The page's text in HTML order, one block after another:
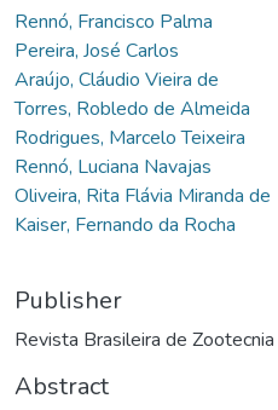
Rennó, Francisco Palma
Pereira, José Carlos
Araújo, Cláudio Vieira de
Torres, Robledo de Almeida
Rodrigues, Marcelo Teixeira
Rennó, Luciana Navajas
Oliveira, Rita Flávia Miranda de
Kaiser, Fernando da Rocha
Publisher
Revista Brasileira de Zootecnia
Abstract